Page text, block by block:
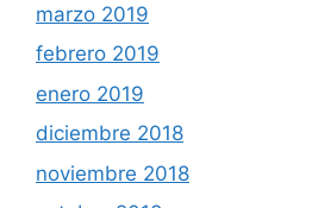
marzo 2019
febrero 2019
enero 2019
diciembre 2018
noviembre 2018